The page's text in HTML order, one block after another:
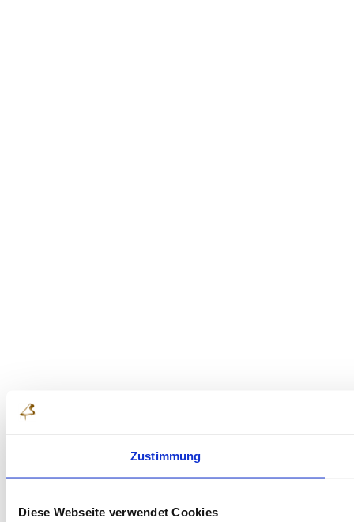
Zustimmung
Diese Webseite verwendet Cookies